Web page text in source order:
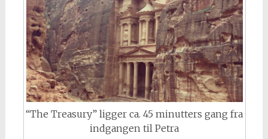
“The Treasury” ligger ca. 45 minutters gang fra
indgangen til Petra